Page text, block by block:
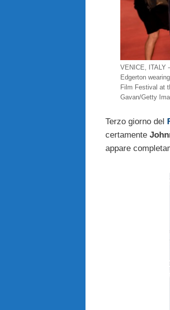
VENICE, ITALY
Edgerton
Film Festival at
Gavan/Getty
Terzo giorno del
certamente
appare